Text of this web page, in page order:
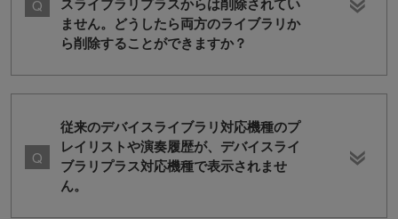
ません。どうしたら両方のライブラリか
ら削除することができますか？
従来のデバイスライブラリ対応機種のプ
レイリストや演奏履歴が、デバイスライ
ブラリプラス対応機種で表示されませ
ん。